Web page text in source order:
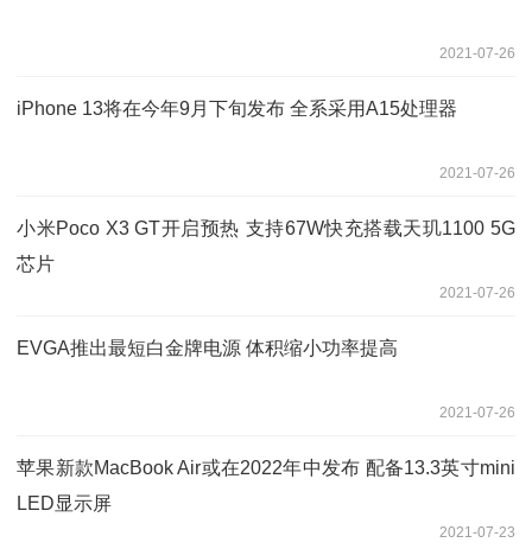
2021-07-26
iPhone 13将在今年9月下旬发布 全系采用A15处理器
2021-07-26
小米Poco X3 GT开启预热 支持67W快充搭载天玑1100 5G
芯片
2021-07-26
EVGA推出最短白金牌电源 体积缩小功率提高
2021-07-26
苹果新款MacBook Air或在2022年中发布 配备13.3英寸mini
LED显示屏
2021-07-23